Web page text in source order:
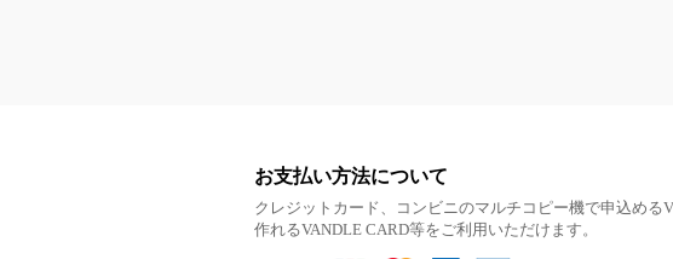
お支払い方法について
クレジットカード、コンビニのマルチコピー機で申込める
作れるVANDLE CARD等をご利用いただけます。